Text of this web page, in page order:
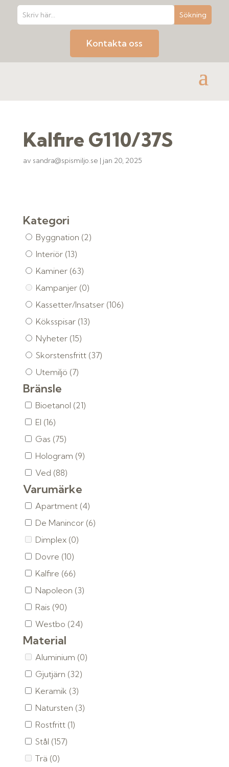
Kontakta oss
Kalfire G110/37S
av sandra@spismiljo.se | jan 20, 2025
Kategori
Byggnation (2)
Interiör (13)
Kaminer (63)
Kampanjer (0)
Kassetter/Insatser (106)
Köksspisar (13)
Nyheter (15)
Skorstensfritt (37)
Utemiljö (7)
Bränsle
Bioetanol (21)
El (16)
Gas (75)
Hologram (9)
Ved (88)
Varumärke
Apartment (4)
De Manincor (6)
Dimplex (0)
Dovre (10)
Kalfire (66)
Napoleon (3)
Rais (90)
Westbo (24)
Material
Aluminium (0)
Gjutjärn (32)
Keramik (3)
Natursten (3)
Rostfritt (1)
Stål (157)
Trä (0)